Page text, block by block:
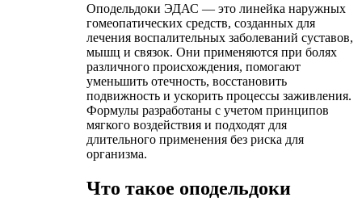
Оподельдоки ЭДАС — это линейка наружных
гомеопатических средств, созданных для
лечения воспалительных заболеваний суставов,
мышц и связок. Они применяются при болях
различного происхождения, помогают
уменьшить отечность, восстановить
подвижность и ускорить процессы заживления.
Формулы разработаны с учетом принципов
мягкого воздействия и подходят для
длительного применения без риска для
организма.
Что такое оподельдоки